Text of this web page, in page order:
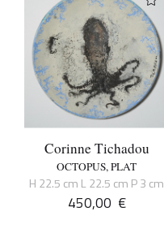
Corinne Tichadou
OCTOPUS, PLAT
H 22.5 cm L 22.5 cm P 3 cm
450,00 €